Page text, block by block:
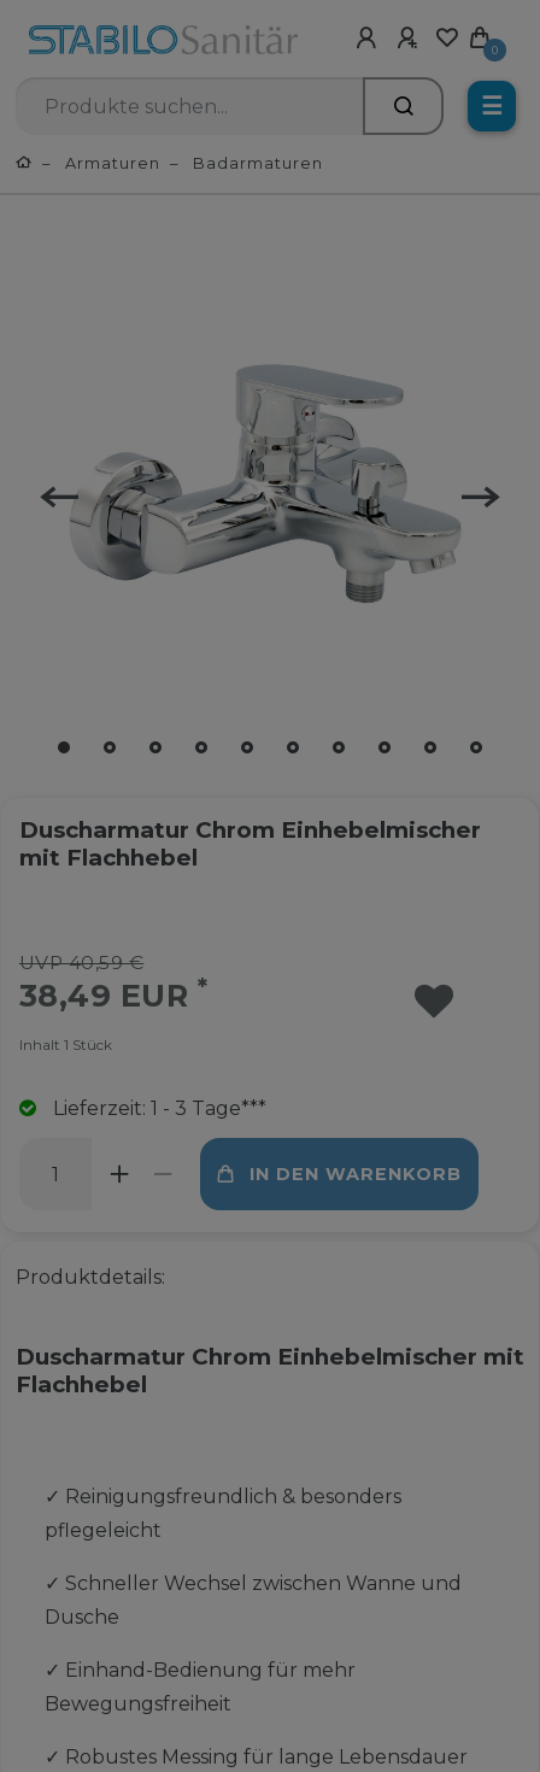
0
☰
Armaturen Badarmaturen
Duscharmatur Chrom Einhebelmischer
mit Flachhebel
UVP 40,59 €
38,49 EUR *
Inhalt 1 Stück
Lieferzeit: 1 - 3 Tage***
IN DEN WARENKORB
Produktdetails:
Duscharmatur Chrom Einhebelmischer mit
Flachhebel
✓ Reinigungsfreundlich & besonders
pflegeleicht
✓ Schneller Wechsel zwischen Wanne und
Dusche
✓ Einhand-Bedienung für mehr
Bewegungsfreiheit
✓ Robustes Messing für lange Lebensdauer